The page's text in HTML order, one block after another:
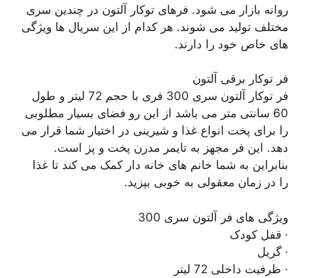
روانه بازار می شود. فرهای توکار آلتون در چندین سری
مختلف تولید می شوند. هر کدام از این سریال ها ویژگی
های خاص خود را دارند.
فر توکار برقی آلتون
فر توکار آلتون سری 300 فری با حجم 72 لیتر و طول
60 سانتی متر می باشد از این رو فضای بسیار مطلوبی
را برای پخت انواع غذا و شیرینی در اختیار شما قرار می
دهد. این فر مجهز به تایمر مدرن پخت و پز است.
بنابراین به شما خانم های خانه دار کمک می کند تا غذا
را در زمان معقولی به خوبی بپزید.
ویژگی های فر آلتون سری 300
· قفل کودک
· گریل
· ظرفیت داخلی 72 لیتر